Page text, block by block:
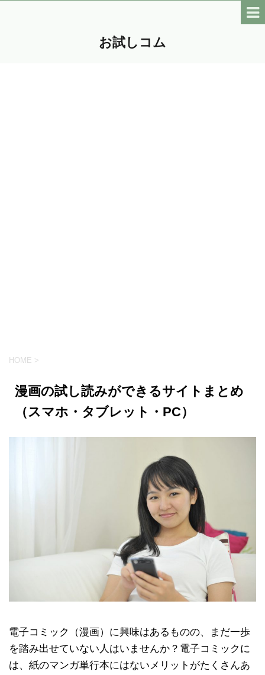
お試しコム
HOME >
漫画の試し読みができるサイトまとめ
（スマホ・タブレット・PC）
電子コミック（漫画）に興味はあるものの、まだ一歩
を踏み出せていない人はいませんか？電子コミックに
は、紙のマンガ単行本にはないメリットがたくさんあ